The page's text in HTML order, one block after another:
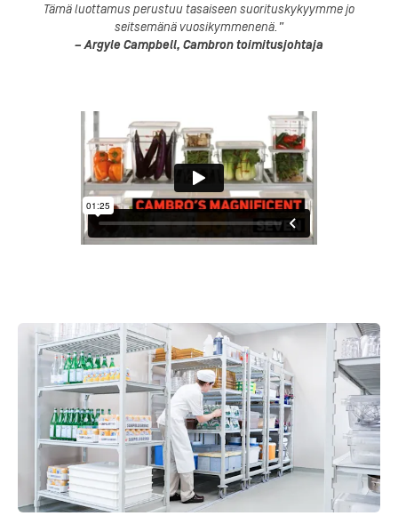
Tämä luottamus perustuu tasaiseen suorituskykyymme jo
seitsemänä vuosikymmenenä.”
– Argyle Campbell, Cambron toimitusjohtaja